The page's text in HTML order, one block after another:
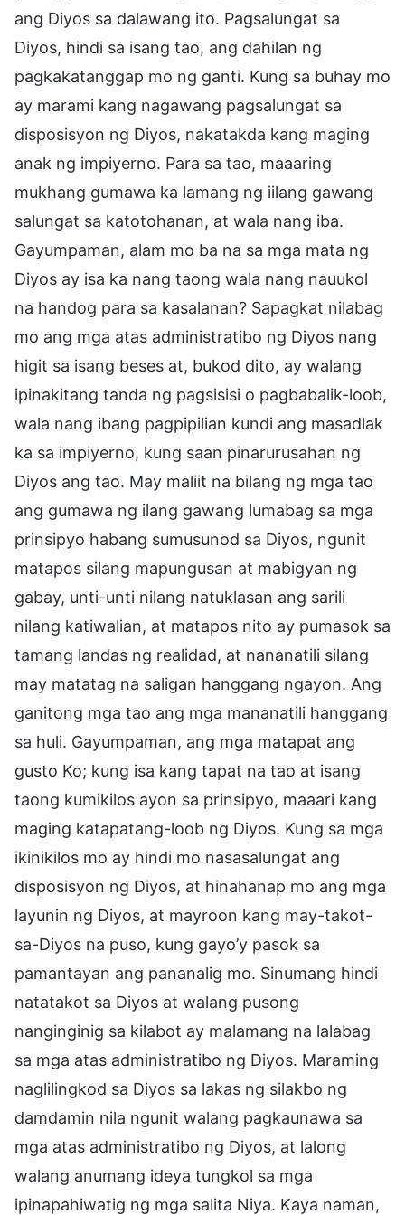
ang Diyos sa dalawang ito. Pagsalungat sa
Diyos, hindi sa isang tao, ang dahilan ng
pagkakatanggap mo ng ganti. Kung sa buhay mo
ay marami kang nagawang pagsalungat sa
disposisyon ng Diyos, nakatakda kang maging
anak ng impiyerno. Para sa tao, maaaring
mukhang gumawa ka lamang ng iilang gawang
salungat sa katotohanan, at wala nang iba.
Gayumpaman, alam mo ba na sa mga mata ng
Diyos ay isa ka nang taong wala nang nauukol
na handog para sa kasalanan? Sapagkat nilabag
mo ang mga atas administratibo ng Diyos nang
higit sa isang beses at, bukod dito, ay walang
ipinakitang tanda ng pagsisisi o pagbabalik-loob,
wala nang ibang pagpipilian kundi ang masadlak
ka sa impiyerno, kung saan pinarurusahan ng
Diyos ang tao. May maliit na bilang ng mga tao
ang gumawa ng ilang gawang lumabag sa mga
prinsipyo habang sumusunod sa Diyos, ngunit
matapos silang mapungusan at mabigyan ng
gabay, unti-unti nilang natuklasan ang sarili
nilang katiwalian, at matapos nito ay pumasok sa
tamang landas ng realidad, at nananatili silang
may matatag na saligan hanggang ngayon. Ang
ganitong mga tao ang mga mananatili hanggang
sa huli. Gayumpaman, ang mga matapat ang
gusto Ko; kung isa kang tapat na tao at isang
taong kumikilos ayon sa prinsipyo, maaari kang
maging katapatang-loob ng Diyos. Kung sa mga
ikinikilos mo ay hindi mo nasasalungat ang
disposisyon ng Diyos, at hinahanap mo ang mga
layunin ng Diyos, at mayroon kang may-takot-
sa-Diyos na puso, kung gayo’y pasok sa
pamantayan ang pananalig mo. Sinumang hindi
natatakot sa Diyos at walang pusong
nanginginig sa kilabot ay malamang na lalabag
sa mga atas administratibo ng Diyos. Maraming
naglilingkod sa Diyos sa lakas ng silakbo ng
damdamin nila ngunit walang pagkaunawa sa
mga atas administratibo ng Diyos, at lalong
walang anumang ideya tungkol sa mga
ipinapahiwatig ng mga salita Niya. Kaya naman,